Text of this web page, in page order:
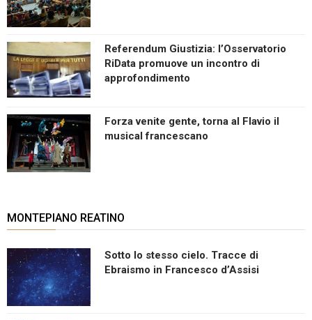
Referendum Giustizia: l’Osservatorio
RiData promuove un incontro di
approfondimento
Forza venite gente, torna al Flavio il
musical francescano
MONTEPIANO REATINO
Sotto lo stesso cielo. Tracce di
Ebraismo in Francesco d’Assisi